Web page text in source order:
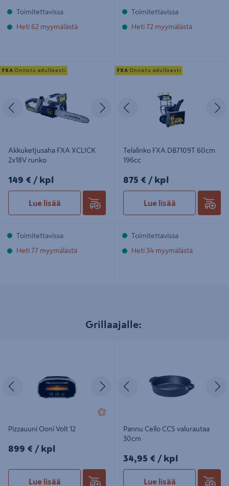
Toimitettavissa
Heti 62 myymälästä
Toimitettavissa
Heti 72 myymälästä
Akkuketjusaha FXA XCLICK 2x18V
runko
Edellinen Seuraava
Akkuketjusaha FXA XCLICK
2x18V runko
149€/kpl
149 € / kpl
Lue lisää
FXA Onnistu edullisesti
Toimitettavissa
Heti 77 myymälästä
Telalinko FXA DB7109T 60cm 196cc
Edellinen
Telalinko FXA DB7109T 60cm
196cc
875€/kpl
875 € / kpl
Lue lisää
FXA Onnistu edullisesti
Toimitettavissa
Heti 34 myymälästä
Grillaajalle:
Edellinen Seuraava
Pizzauuni Ooni Volt 12
899€/kpl
899 € / kpl
Lue lisää
Edellinen
Pannu Cello CCS valurautaa
30cm
34,95€/kpl
34,95 € / kpl
Lue lisää